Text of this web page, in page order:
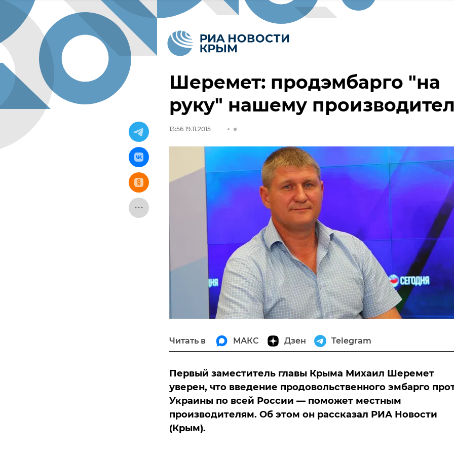
Шеремет: продэмбарго "на
руку" нашему
13:56 19.11.2015
Читать в МАКС Дзен Telegram
Первый заместитель главы Крыма Михаил Шеремет
уверен, что введение продовольственного эмбарго
Украины по всей России — поможет местным
производителям. Об этом он рассказал РИА Новости
(Крым).